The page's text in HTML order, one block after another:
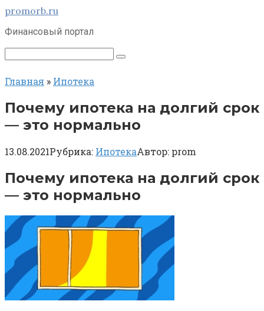
Перейти
контенту
promorb.ru
Финансовый портал
Поиск:
Главная » Ипотека
Почему ипотека на долгий срок
— это нормально
13.08.2021Рубрика: ИпотекаАвтор: prom
Почему ипотека на долгий срок
— это нормально